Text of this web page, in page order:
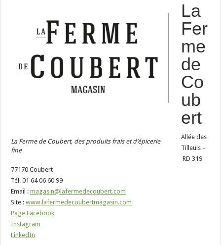
La Ferme de Coubert, des produits frais et d’épicerie
fine
La
Fer
me
de
Co
ub
ert
Allée des
Tilleuls –
RD 319
77170 Coubert
Tél. 01 64 06 60 99
Email :magasin@lafermedecoubert.com
Site :www.lafermedecoubertmagasin.com
Page Facebook
Instagram
LinkedIn